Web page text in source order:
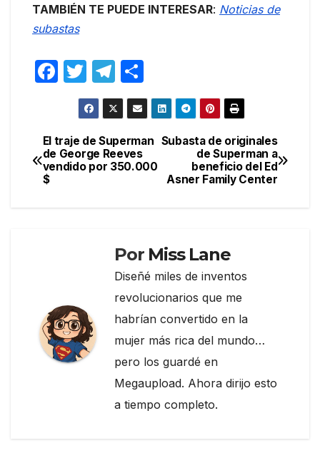
TAMBIÉN TE PUEDE INTERESAR: Noticias de
subastas
F
e
b
T
w
itt
er
T
el
e
gr
a
o
m
p
ar
Navegación
de
Subasta de originales
de Superman a
beneficio del Ed
Asner Family Center
El traje de Superman
de George Reeves
vendido por 350.000
$
Por Miss Lane
Diseñé miles de inventos
revolucionarios que me
habrían convertido en la
mujer más rica del mundo…
pero los guardé en
Megaupload. Ahora dirijo esto
a tiempo completo.